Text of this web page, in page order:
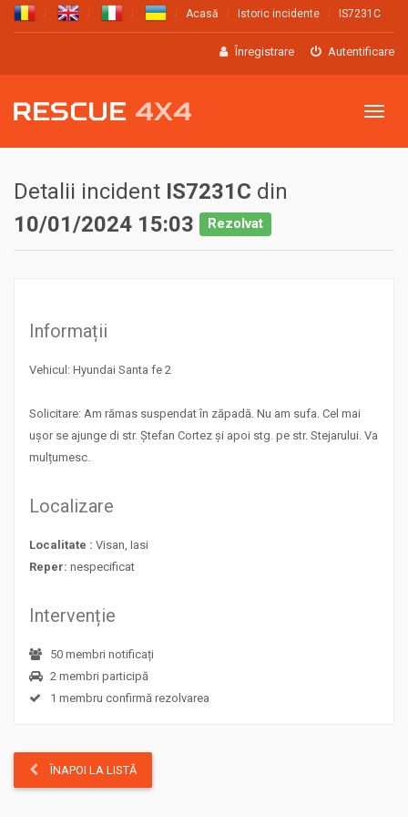
Acasă Istoric incidente IS7231C
Înregistrare Autentificare
Meniu
Detalii incident IS7231C din
10/01/2024 15:03
Rezolvat
Informații
Vehicul: Hyundai Santa fe 2
Solicitare: Am rămas suspendat în zăpadă. Nu am sufa. Cel mai
ușor se ajunge di str. Ștefan Cortez și apoi stg. pe str. Stejarului. Va
mulțumesc.
Localizare
Localitate : Visan, Iasi
Reper: nespecificat
Intervenție
50 membri notificați
2 membri participă
1 membru confirmă rezolvarea
ÎNAPOI LA LISTĂ